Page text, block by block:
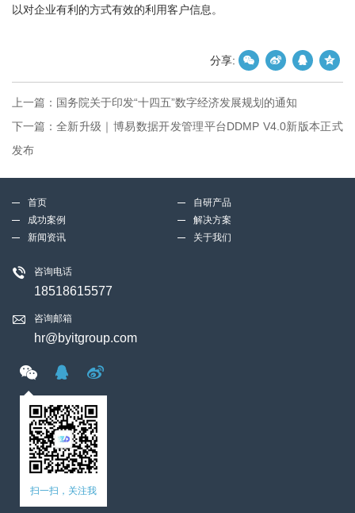
以对企业有利的方式有效的利用客户信息。
分享:
上一篇： 国务院关于印发“十四五”数字经济发展规划的通知
下一篇： 全新升级｜博易数据开发管理平台DDMP V4.0新版本正式
发布
首页
自研产品
成功案例
解决方案
新闻资讯
关于我们
咨询电话
18518615577
咨询邮箱
hr@byitgroup.com
扫一扫，关注我